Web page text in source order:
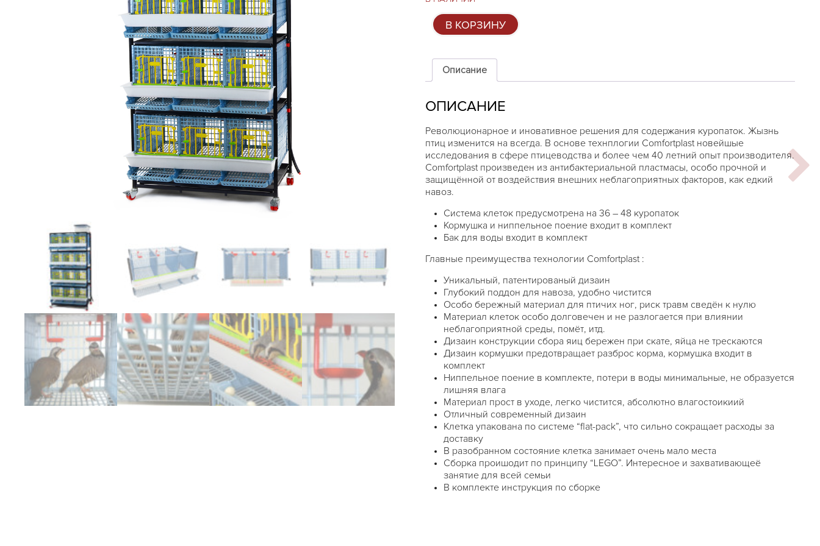
Количество
товара
клеток
куропаток
-
этажа
В КОРЗИНУ
Описание
ОПИСАНИЕ
Революционарное и иновативное решения для содержания куропаток. Жызнь
птиц изменится на всегда. В основе технплогии Comfortplast новейшые
исследования в сфере птицеводства и более чем 40 летний опыт производителя.
Comfortplast произведен из антибактериальной пластмасы, особо прочной и
защищённой от воздействия внешних неблагоприятных факторов, как едкий
навоз.
Система клеток предусмотрена на 36 – 48 куропаток
Кормушка и ниппельное поение входит в комплект
Бак для воды входит в комплект
Главные преимущества технологии Comfortplast :
Уникальный, патентированый дизаин
Глубокий поддон для навоза, удобно чистится
Особо бережный материал для птичих ног, риск травм сведён к нулю
Материал клеток особо долговечен и не разлогается при влиянии
неблагоприятной среды, помёт, итд.
Дизаин конструкции сбора яиц бережен при скате, яйца не трескаются
Дизаин кормушки предотвращает разброс корма, кормушка входит в
комплект
Ниппельное поение в комплекте, потери в воды минимальные, не образуется
лишняя влага
Материал прост в уходе, легко чистится, абсолютно влагостоикиий
Отличный современный дизаин
Клетка упакована по системе “flat-pack”, что сильно сокращает расходы за
доставку
В разобранном состояние клетка занимает очень мало места
Сборка проишодит по принципу “LEGO”. Интересное и захвативающеё
занятие для всей семьи
В комплекте инструкция по сборке